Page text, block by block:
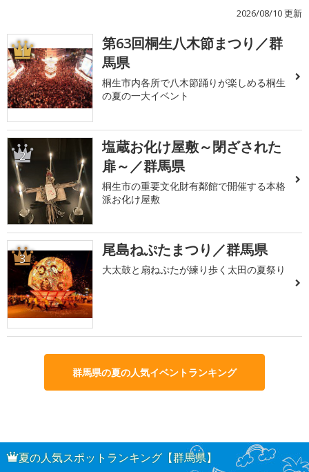
2026/08/10 更新
1
第63回桐生八木節まつり／群
馬県
桐生市内各所で八木節踊りが楽しめる桐生
の夏の一大イベント
2
塩蔵お化け屋敷～閉ざされた
扉～／群馬県
桐生市の重要文化財有鄰館で開催する本格
派お化け屋敷
3 尾島ねぷたまつり／群馬県
大太鼓と扇ねぷたが練り歩く太田の夏祭り
群馬県の夏の人気イベントランキング
夏の人気スポットランキング【群馬県】